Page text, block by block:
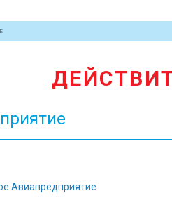
Авиапредприятие